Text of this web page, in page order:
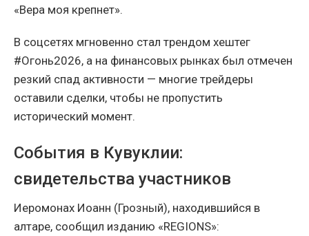
«Вера моя крепнет».
В соцсетях мгновенно стал трендом хештег
#Огонь2026, а на финансовых рынках был отмечен
резкий спад активности — многие трейдеры
оставили сделки, чтобы не пропустить
исторический момент.
События в Кувуклии:
свидетельства участников
Иеромонах Иоанн (Грозный), находившийся в
алтаре, сообщил изданию «REGIONS»: